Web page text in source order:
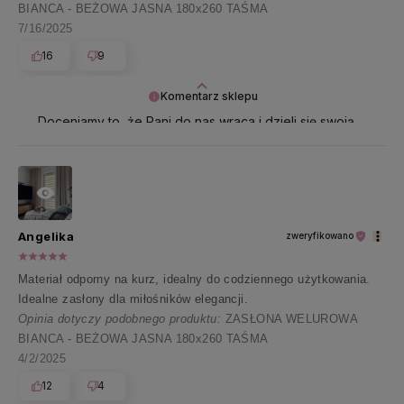
Komentarz sklepu
Doceniamy to, że Pani do nas wraca i dzieli się swoją
BIANCA - BEŻOWA JASNA 180x260 TAŚMA
7/16/2025
16
9
Angelika zweryfikowano
Materiał odporny na kurz, idealny do codziennego użytkowania.
Idealne zasłony dla miłośników elegancji.
Opinia dotyczy podobnego produktu: ZASŁONA WELUROWA
BIANCA - BEŻOWA JASNA 180x260 TAŚMA
4/2/2025
12
4